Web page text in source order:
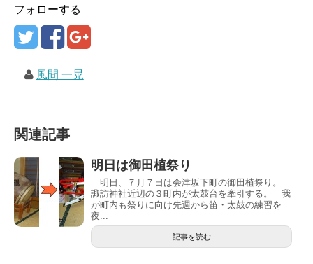
フォローする
風間 一晃
関連記事
明日は御田植祭り
明日、７月７日は会津坂下町の御田植祭り。
諏訪神社近辺の３町内が太鼓台を牽引する。 我
が町内も祭りに向け先週から笛・太鼓の練習を
夜...
記事を読む